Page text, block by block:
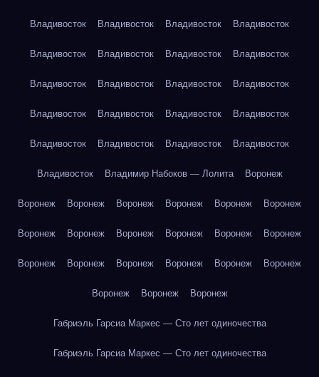
Владивосток Владивосток Владивосток Владивосток
Владивосток Владивосток Владивосток Владивосток
Владивосток Владивосток Владивосток Владивосток
Владивосток Владивосток Владивосток Владивосток
Владивосток Владивосток Владивосток Владивосток
Владивосток Владимир Набоков — Лолита Воронеж
Воронеж Воронеж Воронеж Воронеж Воронеж Воронеж
Воронеж Воронеж Воронеж Воронеж Воронеж Воронеж
Воронеж Воронеж Воронеж Воронеж Воронеж Воронеж
Воронеж Воронеж Воронеж
Габриэль Гарсиа Маркес — Сто лет одиночества
Габриэль Гарсиа Маркес — Сто лет одиночества